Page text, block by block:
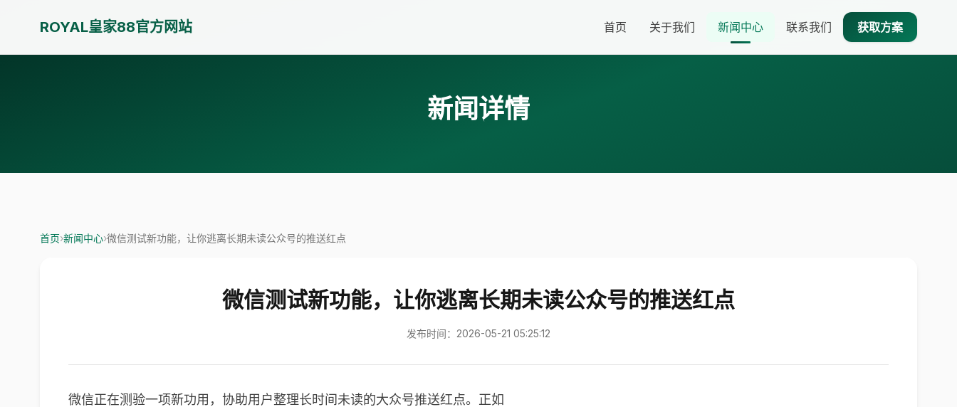
ROYAL皇家88官方网站 首页 关于我们 新闻中心 联系我们 获取方案
新闻详情
首页›新闻中心›微信测试新功能，让你逃离长期未读公众号的推送红点
微信测试新功能，让你逃离长期未读公众号的推送红点
发布时间：2026-05-21 05:25:12
微信正在测验一项新功用，协助用户整理长时间未读的大众号推送红点。正如